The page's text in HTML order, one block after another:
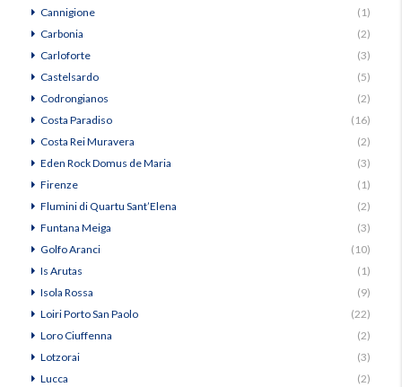
Cannigione
(1)
Carbonia
(2)
Carloforte
(3)
Castelsardo
(5)
Codrongianos
(2)
Costa Paradiso
(16)
Costa Rei Muravera
(2)
Eden Rock Domus de Maria
(3)
Firenze
(1)
Flumini di Quartu Sant’Elena
(2)
Funtana Meiga
(3)
Golfo Aranci
(10)
Is Arutas
(1)
Isola Rossa
(9)
Loiri Porto San Paolo
(22)
Loro Ciuffenna
(2)
Lotzorai
(3)
Lucca
(2)